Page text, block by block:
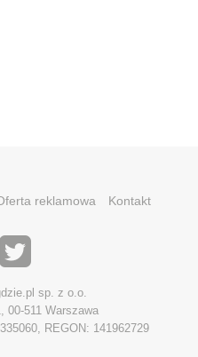
reklamowa Kontakt
sp. z o.o.
00-511 Warszawa
REGON: 141962729